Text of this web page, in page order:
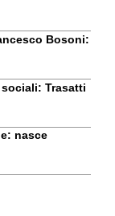
Bosoni:
sociali: Trasatti
nasce